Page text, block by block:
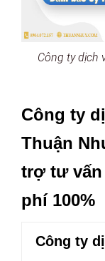
Công ty dịch
Công ty
Thuận
trợ tư vấn
phí 100%
Công ty